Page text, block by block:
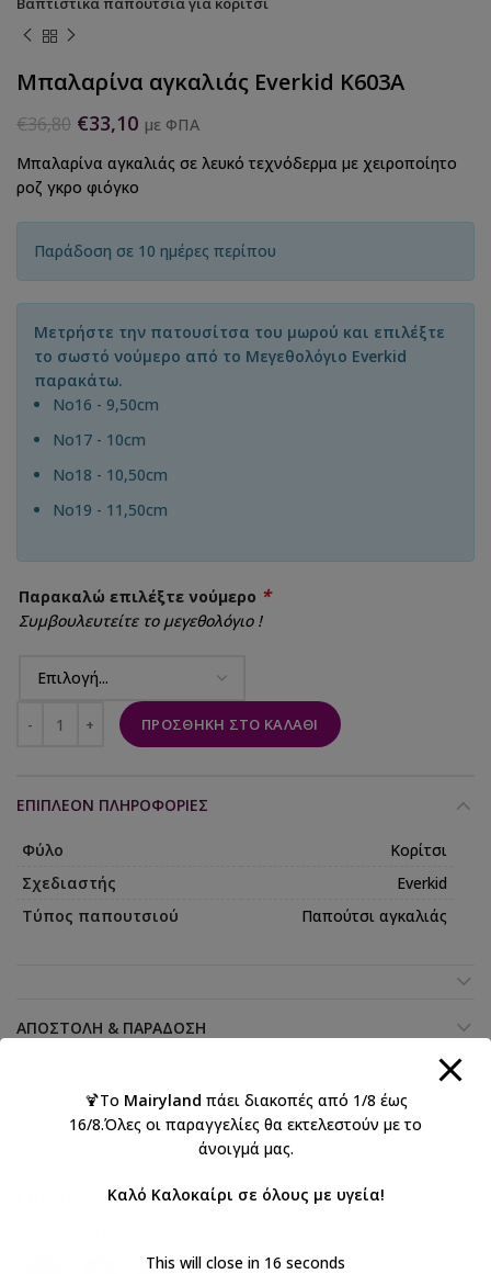
Μπαλαρίνα αγκαλιάς Everkid K603A
€36,80 €33,10 με ΦΠΑ
Μπαλαρίνα αγκαλιάς σε λευκό τεχνόδερμα με χειροποίητο
ροζ γκρο φιόγκο
Παράδοση σε 10 ημέρες περίπου
Μετρήστε την πατουσίτσα του μωρού και επιλέξτε
το σωστό νούμερο από το Μεγεθολόγιο Everkid
παρακάτω.
Νο16 - 9,50cm
Νο17 - 10cm
No18 - 10,50cm
No19 - 11,50cm
Παρακαλώ επιλέξτε νούμερο *
Συμβουλευτείτε το μεγεθολόγιο !
ΠΡΟΣΘΉΚΗ ΣΤΟ ΚΑΛΆΘΙ
ΕΠΙΠΛΈΟΝ ΠΛΗΡΟΦΟΡΊΕΣ
Φύλο
Κορίτσι
Σχεδιαστής
Everkid
Τύπος παπουτσιού
Παπούτσι αγκαλιάς
ΑΠΟΣΤΟΛΉ & ΠΑΡΆΔΟΣΗ
Κωδικός προϊόντος:K603A
Κατηγορίες:Everkid 2026 Κορίτσι, Βάπτιση κορίτσι,
Βαπτιστικά παπούτσια για κορίτσι
Παπούτσια αγκαλιάς αγορια Everkid
βάπτιση , κορίτσι, μπαλαρίνα παπουτσια αγκαλιάς
🍹Το Mairyland πάει διακοπές από 1/8 έως
16/8.Όλες οι παραγγελίες θα εκτελεστούν με το
άνοιγμά μας.
Καλό Καλοκαίρι σε όλους με υγεία!
This will close in 16 seconds